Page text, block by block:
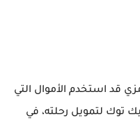
قد استخدم الأموال التي
توك لتمويل رحلته، في